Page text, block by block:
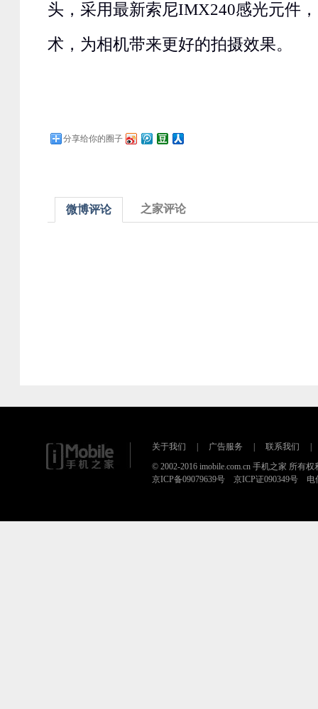
头，采用最新索尼IMX240感光元件
术，为相机带来更好的拍摄效果。
分享给你的圈子
微博评论 之家评论
关于我们 广告服务 联系我们
© 2002-2016 imobile.com.cn 手机之家 所有权
京ICP备09079639号 京ICP证090349号 电